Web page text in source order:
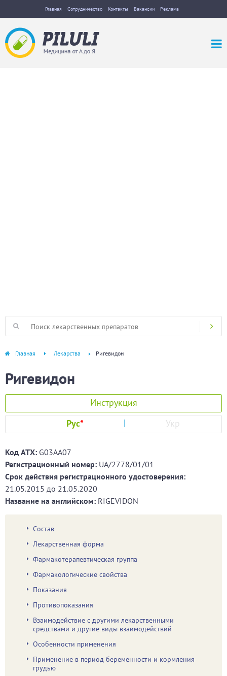
Главная Сотрудничество Контакты Вакансии Реклама
Главная Лекарства Ригевидон
Ригевидон
Инструкция
Рус* Укр
Код ATХ: G03AA07
Регистрационный номер: UA/2778/01/01
Срок действия регистрационного удостоверения:
21.05.2015 до 21.05.2020
Название на английском: RIGEVIDON
Состав
Лекарственная форма
Фармакотерапевтическая группа
Фармакологические свойства
Показания
Противопоказания
Взаимодействие с другими лекарственными
средствами и другие виды взаимодействий
Особенности применения
Применение в период беременности и кормления
грудью